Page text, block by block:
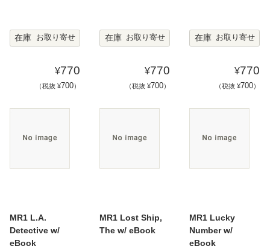
在庫 お取り寄せ
¥770
（税抜 ¥700）
在庫 お取り寄せ
¥770
（税抜 ¥700）
在庫 お取り寄せ
¥770
（税抜 ¥700）
MR1 L.A.
Detective w/
eBook
MR1 Lost Ship,
The w/ eBook
MR1 Lucky
Number w/
eBook